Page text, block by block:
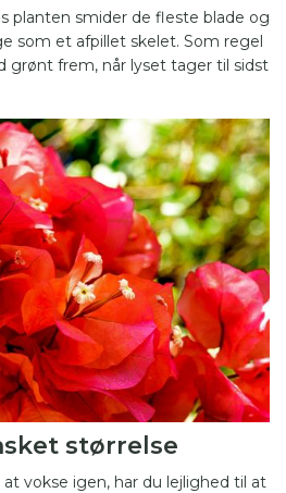
planten smider de fleste blade og
som et afpillet skelet. Som regel
grønt frem, når lyset tager til sidst
størrelse
vokse igen, har du lejlighed til at